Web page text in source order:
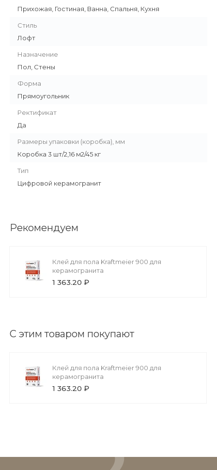
Прихожая, Гостиная, Ванна, Спальня, Кухня
Стиль
Лофт
Назначение
Пол, Стены
Форма
Прямоугольник
Ректификат
Да
Размеры упаковки (коробка), мм
Коробка 3 шт/2,16 м2/45 кг
Тип
Цифровой керамогранит
Рекомендуем
Клей для пола Kraftmeier 900 для
керамогранита
1 363.20 ₽
С этим товаром покупают
Клей для пола Kraftmeier 900 для
керамогранита
1 363.20 ₽